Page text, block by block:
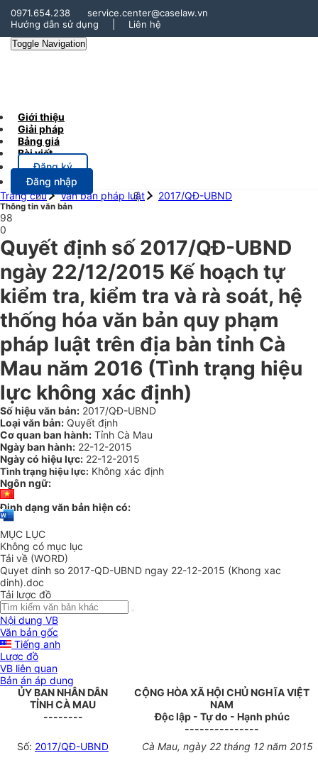
0971.654.238
service.center@caselaw.vn
Hướng dẫn sử dụng
Liên hệ
Toggle Navigation
Giới thiệu
Giải pháp
Bảng giá
Bài viết
Đăng ký
Đăng nhập
Trang chủ
Văn bản pháp luật 2017/QĐ-UBND
Thông tin văn bản
98
0
Quyết định số 2017/QĐ-UBND
ngày 22/12/2015 Kế hoạch tự
kiểm tra, kiểm tra và rà soát, hệ
thống hóa văn bản quy phạm
pháp luật trên địa bàn tỉnh Cà
Mau năm 2016 (Tình trạng hiệu
lực không xác định)
Số hiệu văn bản: 2017/QĐ-UBND
Loại văn bản: Quyết định
Cơ quan ban hành: Tỉnh Cà Mau
Ngày ban hành: 22-12-2015
Ngày có hiệu lực: 22-12-2015
Tình trạng hiệu lực: Không xác định
Ngôn ngữ:
Định dạng văn bản hiện có:
MỤC LỤC
Không có mục lục
Tải về (WORD)
Quyet dinh so 2017-QD-UBND ngay 22-12-2015 (Khong xac
dinh).doc
Tải lược đồ
Nội dung VB
Văn bản gốc
Tiếng anh
Lược đồ
VB liên quan
Bản án áp dụng
ỦY BAN NHÂN DÂN
TỈNH CÀ MAU
--------
CỘNG HÒA XÃ HỘI CHỦ NGHĨA VIỆT
NAM
Độc lập - Tự do - Hạnh phúc
---------------
Số: 2017/QĐ-UBND Cà Mau, ngày 22 tháng 12 năm 2015